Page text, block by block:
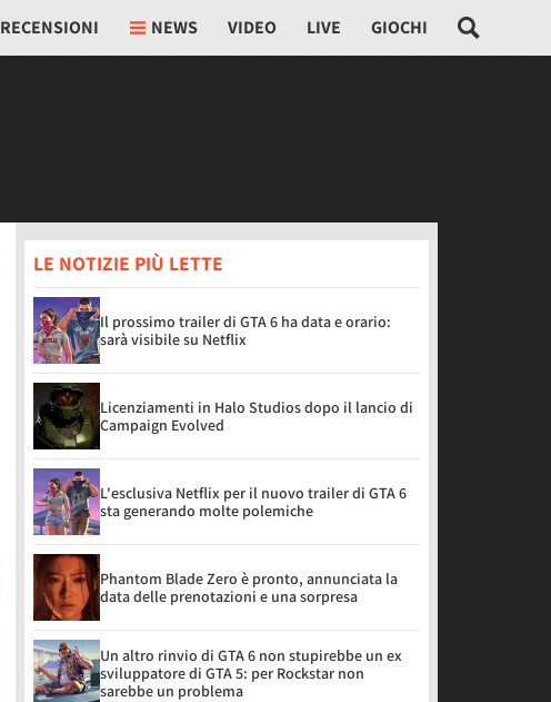
RECENSIONI NEWS VIDEO LIVE GIOCHI
LE NOTIZIE PIÙ LETTE
Il prossimo trailer di GTA 6 ha data e orario:
sarà visibile su Netflix
Licenziamenti in Halo Studios dopo il lancio di
Campaign Evolved
L'esclusiva Netflix per il nuovo trailer di GTA 6
sta generando molte polemiche
Phantom Blade Zero è pronto, annunciata la
data delle prenotazioni e una sorpresa
Un altro rinvio di GTA 6 non stupirebbe un ex
sviluppatore di GTA 5: per Rockstar non
sarebbe un problema